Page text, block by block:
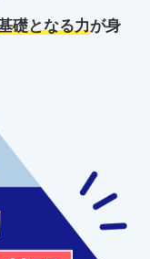
礎となる力が身